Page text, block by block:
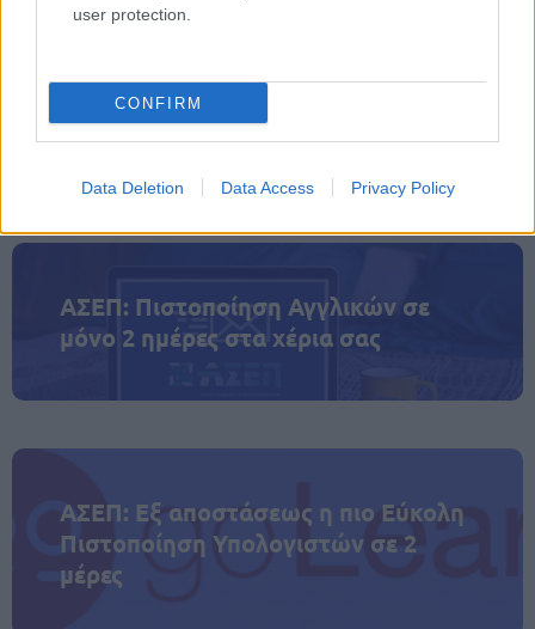
user protection.
CONFIRM
Data Deletion Data Access Privacy Policy
εκταμίευσης των χρημάτων.
Παρά τις αβεβαιότητες, εκτιμάται ότι το
ενδιαφέρον των πολιτών θα είναι ιδιαίτερα
πολύ υψηλά επίπεδα.
ΑΣΕΠ: Πιστοποίηση Αγγλικών σε
μόνο 2 ημέρες στα χέρια σας
ΑΣΕΠ: Εξ αποστάσεως η πιο Εύκολη
Πιστοποίηση Υπολογιστών σε 2
μέρες